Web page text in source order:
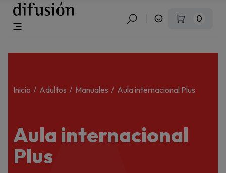
0
Inicio Adultos Manuales Aula internacional Plus
Aula internacional
Plus